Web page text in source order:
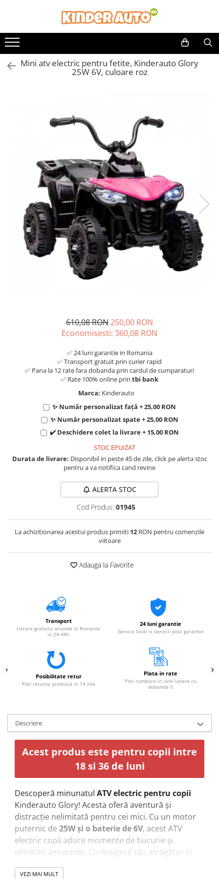
Mini atv electric pentru fetite, Kinderauto Glory
25W 6V, culoare roz
610,08 RON250,00 RON
Economisesti: 360,08 RON
✅ 24 luni garantie in Romania
✅ Transport gratuit prin curier rapid
✅ Pana la 12 rate fara dobanda prin cardul de cumparaturi
✅ Rate 100% online prin tbi bank
Marca: Kinderauto
✨ Număr personalizat față + 25,00 RON
✨ Număr personalizat spate + 25,00 RON
✔️ Deschidere colet la livrare + 15,00 RON
STOC EPUIZAT
Durata de livrare: Disponibil in peste 45 de zile, click pe alerta stoc
pentru a va notifica cand revine
ALERTA STOC
Cod Produs: 01945
La achizitionarea acestui produs primiti 12 RON pentru comenzile
viitoare
Adauga la Favorite
Transport
Livrare gratuita oriunde in Romania
in 24-48h
24 luni garantie
Service local si servicii post garantie
Posibilitate retur
Poti returna produsul in 14 zile
Plata in rate
Poti cumpara in rate lunare cu
dobanda 0
Descriere
Acest produs este pentru copii intre
18 si 36 de luni
Descoperă minunatul ATV electric pentru copii
Kinderauto Glory! Acesta oferă aventură și
distracție nelimitată pentru cei mici. Cu un motor
puternic de 25W și o baterie de 6V, acest ATV
electric copii aduce momente de bucurie și
plimbări amuzante. Cu designul său atrăgător și
perfectă pentru iubitorii de aventură mici și
VEZI MAI MULT